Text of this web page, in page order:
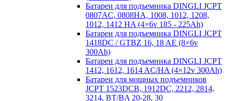
Батареи для подъемника DINGLI JCPT
0807AC, 0808HA, 1008, 1012, 1208,
1012, 1412 HA (4×6v 185 - 225Ah)
Батареи для подъемника DINGLI JCPT
1418DC / GTBZ 16, 18 AE (8×6v
300Ah)
Батареи для подъемника DINGLI JCPT
1412, 1612, 1614 AC/HA (4×12v 300Ah)
Батареи для мощных подъемников
JCPT 1523DCB, 1912DC, 2212, 2814,
3214, BT/BA 20-28, 30